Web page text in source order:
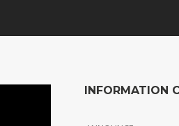
INFORMATION